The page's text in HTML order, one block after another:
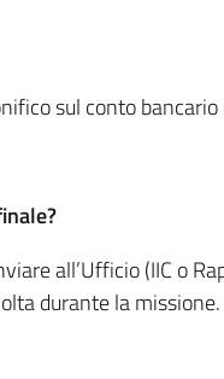
sul conto bancario
all’Ufficio (IIC o
durante la missione.